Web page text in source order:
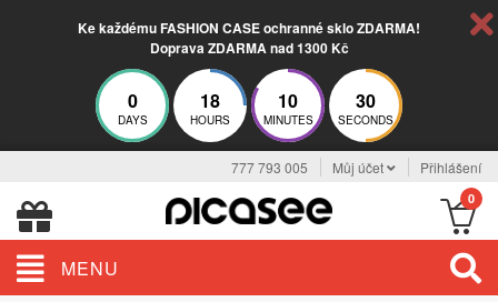
Ke každému FASHION CASE ochranné sklo ZDARMA!
Doprava ZDARMA nad 1300 Kč
0
DAYS
18
HOURS
10
MINUTES
29
SECONDS
777 793 005 Můj účet Přihlášení
0
MENU